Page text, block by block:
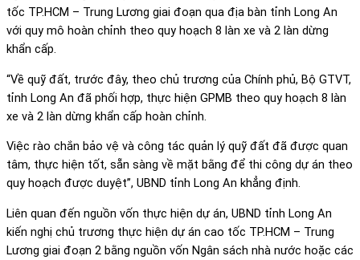
tốc TP.HCM – Trung Lương giai đoạn qua địa bàn tỉnh Long An
với quy mô hoàn chỉnh theo quy hoạch 8 làn xe và 2 làn dừng
khẩn cấp.
“Về quỹ đất, trước đây, theo chủ trương của Chính phủ, Bộ GTVT,
tỉnh Long An đã phối hợp, thực hiện GPMB theo quy hoạch 8 làn
xe và 2 làn dừng khẩn cấp hoàn chỉnh.
Việc rào chắn bảo vệ và công tác quản lý quỹ đất đã được quan
tâm, thực hiện tốt, sẵn sàng về mặt bằng để thi công dự án theo
quy hoạch được duyệt”, UBND tỉnh Long An khẳng định.
Liên quan đến nguồn vốn thực hiện dự án, UBND tỉnh Long An
kiến nghị chủ trương thực hiện dự án cao tốc TP.HCM – Trung
Lương giai đoạn 2 bằng nguồn vốn Ngân sách nhà nước hoặc các